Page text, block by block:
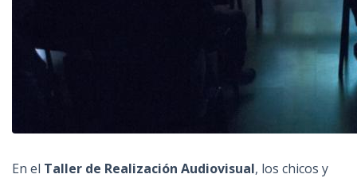
En el Taller de Realización Audiovisual, los chicos y